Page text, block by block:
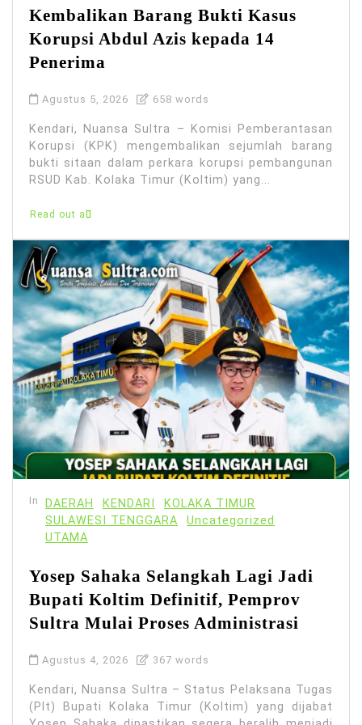
Kembalikan Barang Bukti Kasus
Korupsi Abdul Azis kepada 14
Penerima
Agustus 5, 2026 658 words
Kendari, Nuansa Sultra – Komisi Pemberantasan
Korupsi (KPK) mengembalikan sejumlah barang
bukti sitaan dalam perkara korupsi pembangunan
RSUD Kab. Kolaka Timur (Koltim) yang...
Read out all
In DAERAH KENDARI
KOLAKA TIMUR
SULAWESI TENGGARA
Uncategorized
UTAMA
Yosep Sahaka Selangkah Lagi Jadi
Bupati Koltim Definitif, Pemprov
Sultra Mulai Proses Administrasi
Agustus 4, 2026 367 words
Kendari, Nuansa Sultra – Status Pelaksana Tugas
(Plt) Bupati Kolaka Timur (Koltim) yang dijabat